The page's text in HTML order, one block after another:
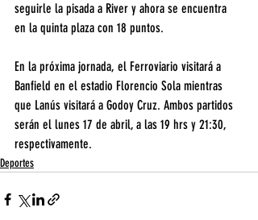
seguirle la pisada a River y ahora se encuentra
en la quinta plaza con 18 puntos.
En la próxima jornada, el Ferroviario visitará a
Banfield en el estadio Florencio Sola mientras
que Lanús visitará a Godoy Cruz. Ambos partidos
serán el lunes 17 de abril, a las 19 hrs y 21:30,
respectivamente.
Deportes